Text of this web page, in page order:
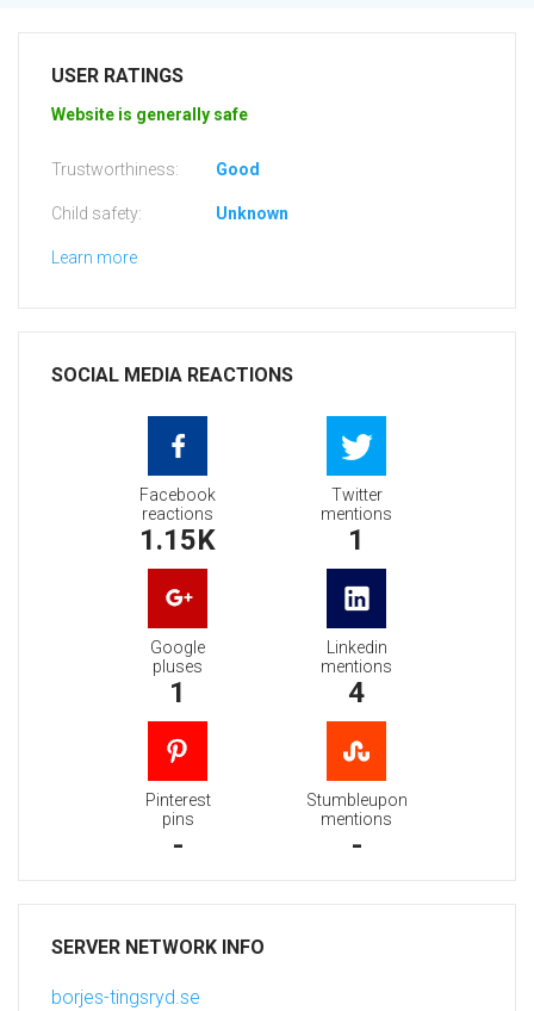
USER RATINGS
Website is generally safe
Trustworthiness: Good
Child safety: Unknown
Learn more
SOCIAL MEDIA REACTIONS
Facebook
reactions
1.15K
Twitter
mentions
1
Google
pluses
1
Linkedin
mentions
4
Pinterest
pins
-
Stumbleupon
mentions
-
SERVER NETWORK INFO
borjes-tingsryd.se